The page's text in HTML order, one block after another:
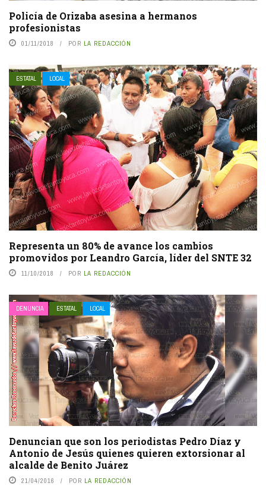
Policía de Orizaba asesina a hermanos
profesionistas
01/11/2018 POR LA REDACCIÓN
ESTATAL LOCAL
Representa un 80% de avance los cambios
promovidos por Leandro García, líder del SNTE 32
11/10/2018 POR LA REDACCIÓN
DENUNCIA ESTATAL LOCAL
Denuncian que son los periodistas Pedro Díaz y
Antonio de Jesús quienes quieren extorsionar al
alcalde de Benito Juárez
21/04/2016 POR LA REDACCIÓN